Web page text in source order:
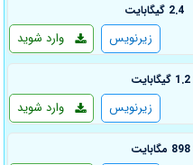
2.4 گیگابایت
وارد شوید زیرنویس
1.2 گیگابایت
وارد شوید زیرنویس
898 مگابایت